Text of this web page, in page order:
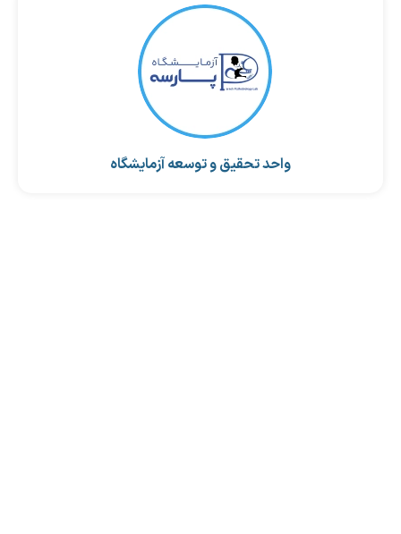
واحد تحقیق و توسعه آزمایشگاه